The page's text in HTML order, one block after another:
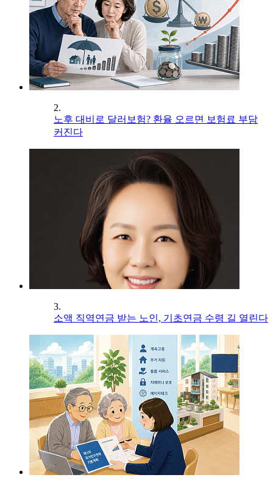
2.
노후 대비로 달러보험? 환율 오르면 보험료 부담
커진다
3.
소액 직역연금 받는 노인, 기초연금 수령 길 열린다